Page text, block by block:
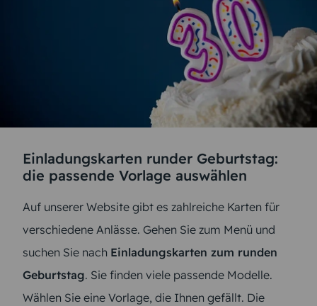
Einladungskarten runder Geburtstag:
die passende Vorlage auswählen
Auf unserer Website gibt es zahlreiche Karten für
verschiedene Anlässe. Gehen Sie zum Menü und
suchen Sie nach Einladungskarten zum runden
Geburtstag. Sie finden viele passende Modelle.
Wählen Sie eine Vorlage, die Ihnen gefällt. Die